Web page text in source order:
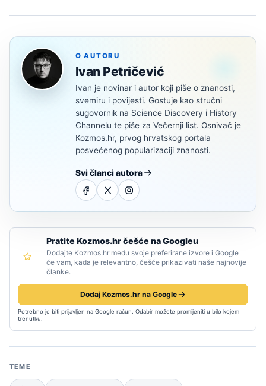
O AUTORU
Ivan Petričević
Ivan je novinar i autor koji piše o znanosti,
svemiru i povijesti. Gostuje kao stručni
sugovornik na Science Discovery i History
Channelu te piše za Večernji list. Osnivač je
Kozmos.hr, prvog hrvatskog portala
posvećenog popularizaciji znanosti.
Svi članci autora
Pratite Kozmos.hr češće na Googleu
Dodajte Kozmos.hr među svoje preferirane izvore i Google
će vam, kada je relevantno, češće prikazivati naše najnovije
članke.
Dodaj Kozmos.hr na Google
Potrebno je biti prijavljen na Google račun. Odabir možete promijeniti u bilo kojem
trenutku.
TEME